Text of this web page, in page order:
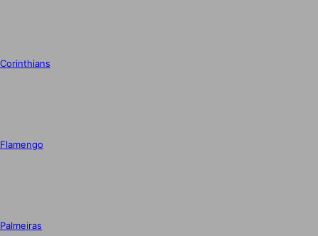
Corinthians
Flamengo
Palmeiras